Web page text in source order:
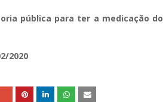
pública para ter a medicação do
2020